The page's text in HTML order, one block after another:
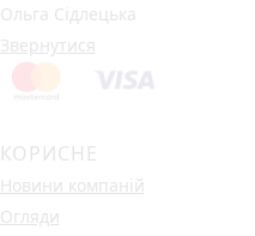
Ольга Сідлецька
Звернутися
КОРИСНЕ
Новини компаній
Огляди